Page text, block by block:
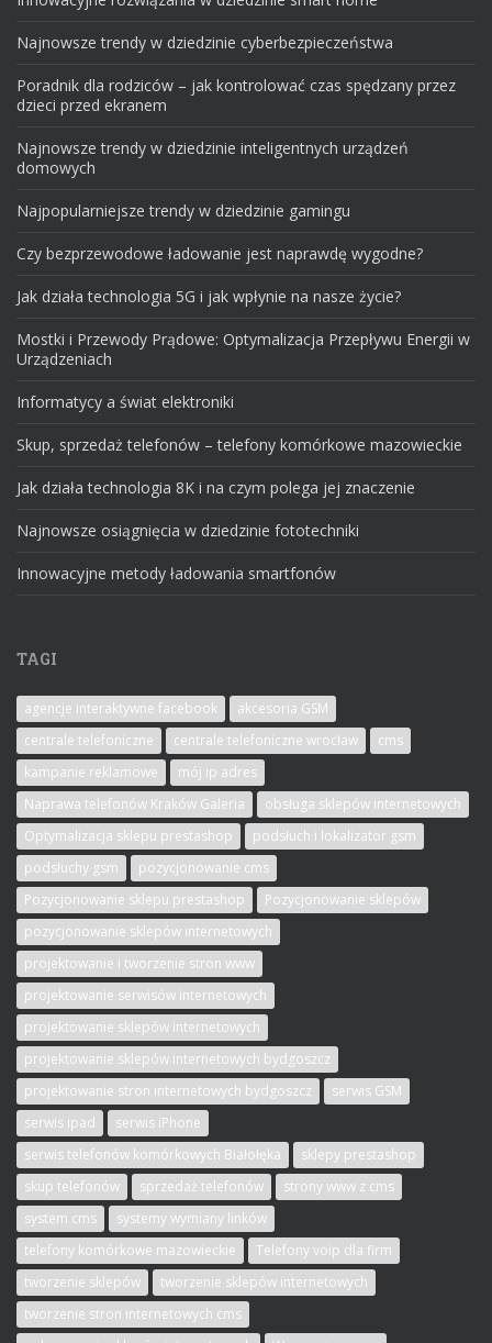
Najnowsze trendy w dziedzinie cyberbezpieczeństwa
Poradnik dla rodziców – jak kontrolować czas spędzany przez
dzieci przed ekranem
Najnowsze trendy w dziedzinie inteligentnych urządzeń
domowych
Najpopularniejsze trendy w dziedzinie gamingu
Czy bezprzewodowe ładowanie jest naprawdę wygodne?
Jak działa technologia 5G i jak wpłynie na nasze życie?
Mostki i Przewody Prądowe: Optymalizacja Przepływu Energii w
Urządzeniach
Informatycy a świat elektroniki
Skup, sprzedaż telefonów – telefony komórkowe mazowieckie
Jak działa technologia 8K i na czym polega jej znaczenie
Najnowsze osiągnięcia w dziedzinie fototechniki
Innowacyjne metody ładowania smartfonów
TAGI
agencje interaktywne facebook
akcesoria GSM
centrale telefoniczne
centrale telefoniczne wrocław
cms
kampanie reklamowe
mój ip adres
Naprawa telefonów Kraków Galeria
obsługa sklepów internetowych
Optymalizacja sklepu prestashop
podsłuch i lokalizator gsm
podsłuchy gsm
pozycjonowanie cms
Pozycjonowanie sklepu prestashop
Pozycjonowanie sklepów
pozycjonowanie sklepów internetowych
projektowanie i tworzenie stron www
projektowanie serwisów internetowych
projektowanie sklepów internetowych
projektowanie sklepów internetowych bydgoszcz
projektowanie stron internetowych bydgoszcz
serwis GSM
serwis ipad
serwis iPhone
serwis telefonów komórkowych Białołęka
sklepy prestashop
skup telefonów
sprzedaż telefonów
strony www z cms
system cms
systemy wymiany linków
telefony komórkowe mazowieckie
Telefony voip dla firm
tworzenie sklepów
tworzenie sklepów internetowych
tworzenie stron internetowych cms